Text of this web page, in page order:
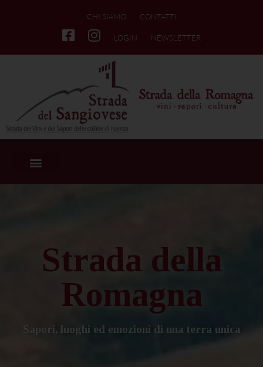
CHI SIAMO CONTATTI
LOGIN NEWSLETTER
Strada della
Romagna
Sapori, luoghi ed emozioni di una terra unica